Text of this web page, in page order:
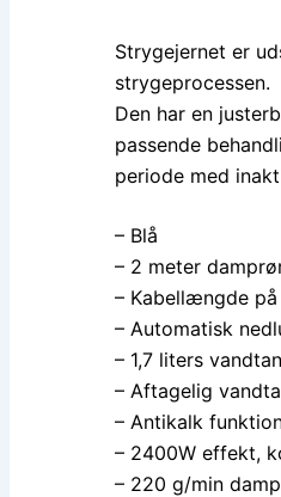
Strygejernet er
strygeprocessen.
Den har en
passende
periode med
– Blå
– 2 meter
– Kabellængde på
– Automatisk
– 1,7 liters
– Aftagelig
– Antikalk
– 2400W effekt,
– 220 g/min